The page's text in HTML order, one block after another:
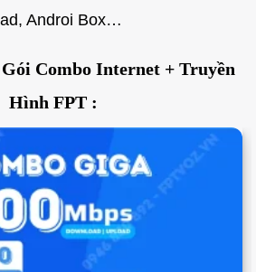
Androi Box…
Combo Internet + Truyền
Hình FPT :